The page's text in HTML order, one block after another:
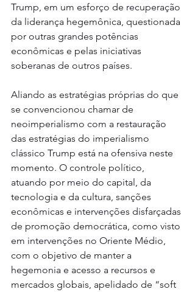
Trump, em um esforço de recuperação
da liderança hegemônica, questionada
por outras grandes potências
econômicas e pelas iniciativas
soberanas de outros países.
Aliando as estratégias próprias do que
se convencionou chamar de
neoimperialismo com a restauração
das estratégias do imperialismo
clássico Trump está na ofensiva neste
momento. O controle político,
atuando por meio do capital, da
tecnologia e da cultura, sanções
econômicas e intervenções disfarçadas
de promoção democrática, como visto
em intervenções no Oriente Médio,
com o objetivo de manter a
hegemonia e acesso a recursos e
mercados globais, apelidado de “soft